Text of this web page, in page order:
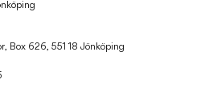
Box 626, 551 18 Jönköping